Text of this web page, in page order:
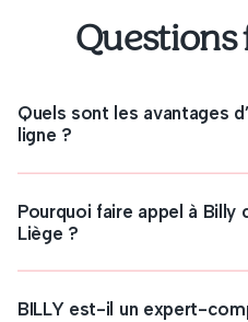
Quels sont les avantages
ligne ?
Pourquoi faire appel à
Liège ?
BILLY est-il un expert-